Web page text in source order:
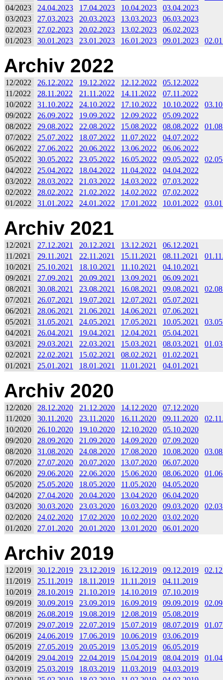
04/2023
24.04.2023 17.04.2023 10.04.2023
03.04.2023
03/2023
27.03.2023 20.03.2023 13.03.2023
06.03.2023
02/2023
27.02.2023 20.02.2023 13.02.2023
06.02.2023
01/2023
30.01.2023 23.01.2023 16.01.2023 09.01.2023
Archiv 2022
12/2022 26.12.2022 19.12.2022 12.12.2022
05.12.2022
11/2022
28.11.2022 21.11.2022 14.11.2022
07.11.2022
10/2022
31.10.2022 24.10.2022 17.10.2022 10.10.2022
09/2022
26.09.2022 19.09.2022 12.09.2022
05.09.2022
08/2022
29.08.2022 22.08.2022 15.08.2022 08.08.2022
07/2022
25.07.2022 18.07.2022 11.07.2022
04.07.2022
06/2022
27.06.2022 20.06.2022 13.06.2022
06.06.2022
05/2022
30.05.2022 23.05.2022 16.05.2022 09.05.2022
04/2022
25.04.2022 18.04.2022 11.04.2022
04.04.2022
03/2022
28.03.2022 21.03.2022 14.03.2022
07.03.2022
02/2022
28.02.2022 21.02.2022 14.02.2022
07.02.2022
01/2022
31.01.2022 24.01.2022 17.01.2022 10.01.2022
Archiv 2021
12/2021 27.12.2021 20.12.2021 13.12.2021
06.12.2021
11/2021
29.11.2021 22.11.2021 15.11.2021 08.11.2021
10/2021
25.10.2021 18.10.2021 11.10.2021
04.10.2021
09/2021
27.09.2021 20.09.2021 13.09.2021
06.09.2021
08/2021
30.08.2021 23.08.2021 16.08.2021 09.08.2021
07/2021
26.07.2021 19.07.2021 12.07.2021
05.07.2021
06/2021
28.06.2021 21.06.2021 14.06.2021
07.06.2021
05/2021
31.05.2021 24.05.2021 17.05.2021 10.05.2021
04/2021
26.04.2021 19.04.2021 12.04.2021
05.04.2021
03/2021
29.03.2021 22.03.2021 15.03.2021 08.03.2021
02/2021
22.02.2021 15.02.2021 08.02.2021
01.02.2021
01/2021
25.01.2021 18.01.2021 11.01.2021 04.01.2021
Archiv 2020
12/2020 28.12.2020 21.12.2020 14.12.2020
07.12.2020
11/2020
30.11.2020 23.11.2020 16.11.2020 09.11.2020
10/2020
26.10.2020 19.10.2020 12.10.2020
05.10.2020
09/2020
28.09.2020 21.09.2020 14.09.2020
07.09.2020
08/2020
31.08.2020 24.08.2020 17.08.2020 10.08.2020
07/2020
27.07.2020 20.07.2020 13.07.2020
06.07.2020
06/2020
29.06.2020 22.06.2020 15.06.2020 08.06.2020
05/2020
25.05.2020 18.05.2020 11.05.2020
04.05.2020
04/2020
27.04.2020 20.04.2020 13.04.2020
06.04.2020
03/2020
30.03.2020 23.03.2020 16.03.2020 09.03.2020
02/2020
24.02.2020 17.02.2020 10.02.2020
03.02.2020
01/2020
27.01.2020 20.01.2020 13.01.2020 06.01.2020
Archiv 2019
12/2019 30.12.2019 23.12.2019 16.12.2019 09.12.2019
11/2019
25.11.2019 18.11.2019 11.11.2019
04.11.2019
10/2019
28.10.2019 21.10.2019 14.10.2019
07.10.2019
09/2019
30.09.2019 23.09.2019 16.09.2019 09.09.2019
08/2019
26.08.2019 19.08.2019 12.08.2019
05.08.2019
07/2019
29.07.2019 22.07.2019 15.07.2019 08.07.2019
06/2019
24.06.2019 17.06.2019 10.06.2019
03.06.2019
05/2019
27.05.2019 20.05.2019 13.05.2019
06.05.2019
04/2019
29.04.2019 22.04.2019 15.04.2019 08.04.2019
03/2019
25.03.2019 18.03.2019 11.03.2019
04.03.2019